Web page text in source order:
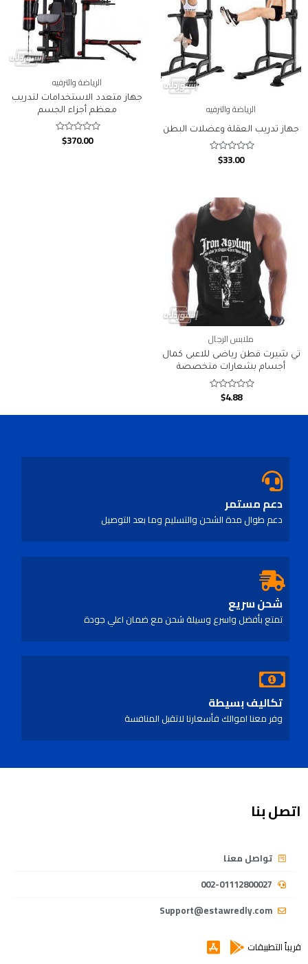
الرياضة والترفيه
جهاز تدريب العقلة وعضلات البطن
Rated
$33.00
الرياضة والترفيه
جهاز متعدد الاستخدامات لتدريب
معظم أجزاء الجسم
Rated
$370.00
ملابس الرجال
تي شيرت قطن رياضى للاعبى كمال
أجسام بشعارات متخصصة
Rated
$4.88
دعم مستمر
دعم طوال مدة الشحن والتسليم وما بعد التوصيل
شحن سريع
تمتع بأفضل واسرع وسيلة شحن مع ضمان اعلي جودة
تكاليف بسيطة
وفر معنا اموالك فأسعارنا لاتقبل المنافسة
اتصل بنا
تواصل معنا
002-01112800027
Support@estawredly.com
قريباً التطبيقات